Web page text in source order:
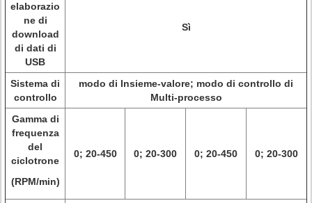
elaborazio
ne di
download
di dati di
USB
Sì
Sistema di
controllo
modo di Insieme-valore; modo di controllo di
Multi-processo
Gamma di
frequenza
del
ciclotrone
(RPM/min)
0; 20-450 0; 20-300 0; 20-450 0; 20-300